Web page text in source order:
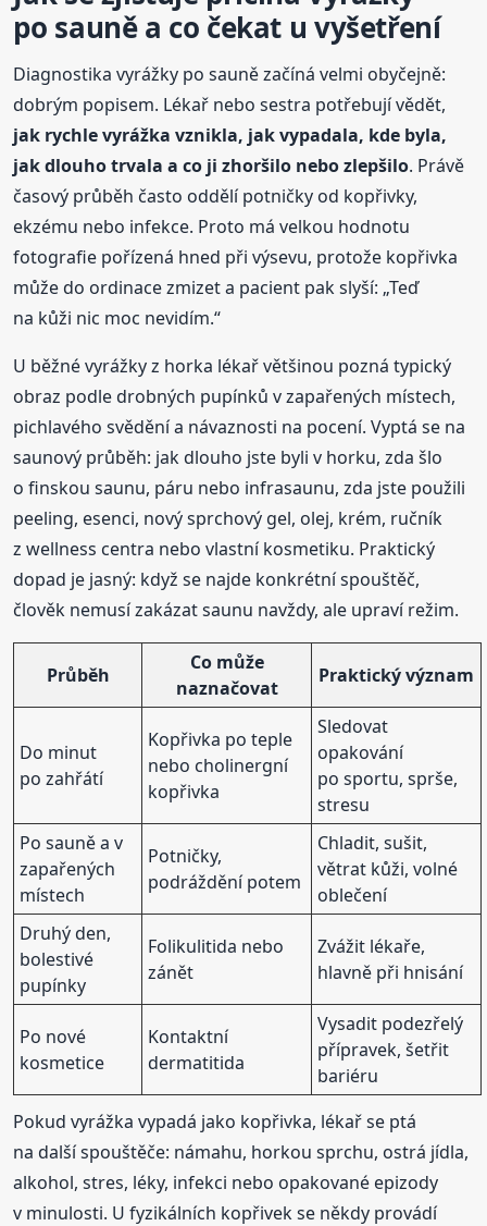
po sauně a co čekat u vyšetření
Diagnostika vyrážky po sauně začíná velmi obyčejně:
dobrým popisem. Lékař nebo sestra potřebují vědět,
jak rychle vyrážka vznikla, jak vypadala, kde byla,
jak dlouho trvala a co ji zhoršilo nebo zlepšilo. Právě
časový průběh často oddělí potničky od kopřivky,
ekzému nebo infekce. Proto má velkou hodnotu
fotografie pořízená hned při výsevu, protože kopřivka
může do ordinace zmizet a pacient pak slyší: „Teď
na kůži nic moc nevidím.“
U běžné vyrážky z horka lékař většinou pozná typický
obraz podle drobných pupínků v zapařených místech,
pichlavého svědění a návaznosti na pocení. Vyptá se na
saunový průběh: jak dlouho jste byli v horku, zda šlo
o finskou saunu, páru nebo infrasaunu, zda jste použili
peeling, esenci, nový sprchový gel, olej, krém, ručník
z wellness centra nebo vlastní kosmetiku. Praktický
dopad je jasný: když se najde konkrétní spouštěč,
člověk nemusí zakázat saunu navždy, ale upraví režim.
Průběh
Co může
naznačovat
Praktický význam
Do minut
po zahřátí
Kopřivka po teple
nebo cholinergní
kopřivka
Sledovat
opakování
po sportu, sprše,
stresu
Po sauně a v
zapařených
místech
Potničky,
podráždění potem
Chladit, sušit,
větrat kůži, volné
oblečení
Druhý den,
bolestivé
pupínky
Folikulitida nebo
zánět
Zvážit lékaře,
hlavně při hnisání
Po nové
kosmetice
Kontaktní
dermatitida
Vysadit podezřelý
přípravek, šetřit
bariéru
Pokud vyrážka vypadá jako kopřivka, lékař se ptá
na další spouštěče: námahu, horkou sprchu, ostrá jídla,
alkohol, stres, léky, infekci nebo opakované epizody
v minulosti. U fyzikálních kopřivek se někdy provádí